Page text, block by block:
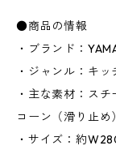
●商品の情報
・ブランド：
・ジャンル：キ
・主な素材：ス
コーン（滑り止め）
・サイズ：約